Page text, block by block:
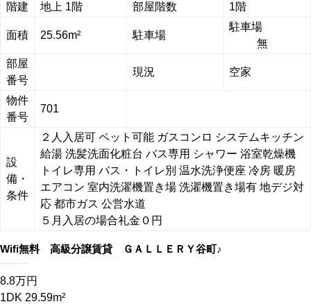
階建 地上 1階 部屋階数 1階
面積 25.56m² 駐車場
駐車場
無
部屋
番号
現況 空家
物件
番号
701
設
備・
条件
２人入居可 ペット可能 ガスコンロ システムキッチン
給湯 洗髪洗面化粧台 バス専用 シャワー 浴室乾燥機
トイレ専用 バス・トイレ別 温水洗浄便座 冷房 暖房
エアコン 室内洗濯機置き場 洗濯機置き場有 地デジ対
応 都市ガス 公営水道
５月入居の場合礼金０円
Wifi無料 高級分譲賃貸 ＧＡＬＬＥＲＹ谷町♪
8.8万円
1DK 29.59m²